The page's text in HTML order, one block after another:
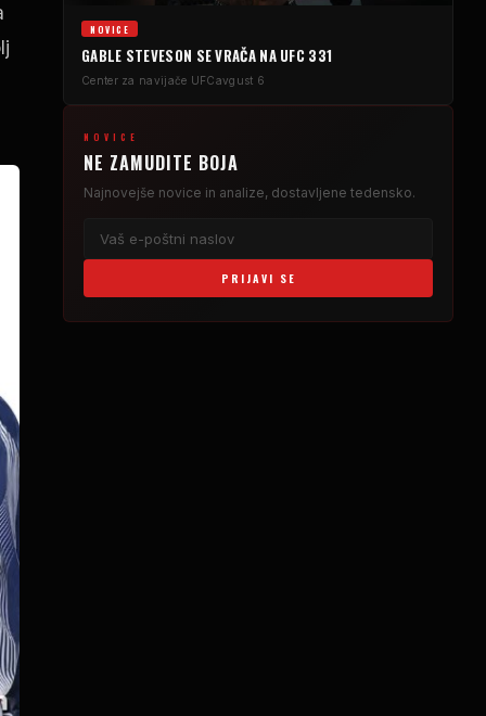
NOVICE
GABLE STEVESON SE VRAČA NA UFC 331
Center za navijače UFCavgust 6
NOVICE
NE ZAMUDITE BOJA
Najnovejše novice in analize, dostavljene tedensko.
PRIJAVI SE